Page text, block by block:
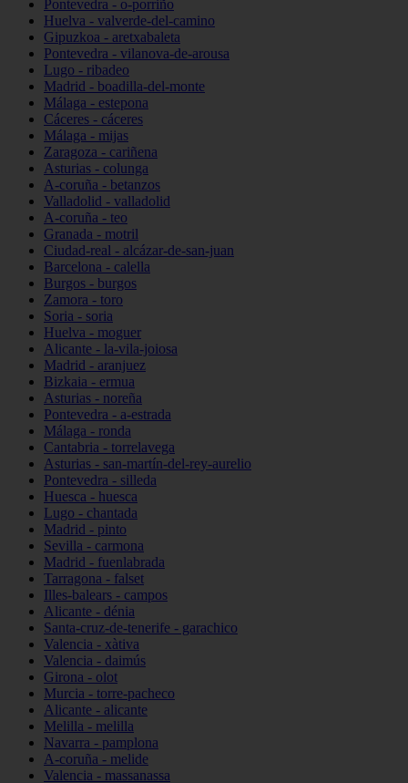
Pontevedra - o-porriño
Huelva - valverde-del-camino
Gipuzkoa - aretxabaleta
Pontevedra - vilanova-de-arousa
Lugo - ribadeo
Madrid - boadilla-del-monte
Málaga - estepona
Cáceres - cáceres
Málaga - mijas
Zaragoza - cariñena
Asturias - colunga
A-coruña - betanzos
Valladolid - valladolid
A-coruña - teo
Granada - motril
Ciudad-real - alcázar-de-san-juan
Barcelona - calella
Burgos - burgos
Zamora - toro
Soria - soria
Huelva - moguer
Alicante - la-vila-joiosa
Madrid - aranjuez
Bizkaia - ermua
Asturias - noreña
Pontevedra - a-estrada
Málaga - ronda
Cantabria - torrelavega
Asturias - san-martín-del-rey-aurelio
Pontevedra - silleda
Huesca - huesca
Lugo - chantada
Madrid - pinto
Sevilla - carmona
Madrid - fuenlabrada
Tarragona - falset
Illes-balears - campos
Alicante - dénia
Santa-cruz-de-tenerife - garachico
Valencia - xàtiva
Valencia - daimús
Girona - olot
Murcia - torre-pacheco
Alicante - alicante
Melilla - melilla
Navarra - pamplona
A-coruña - melide
Valencia - massanassa